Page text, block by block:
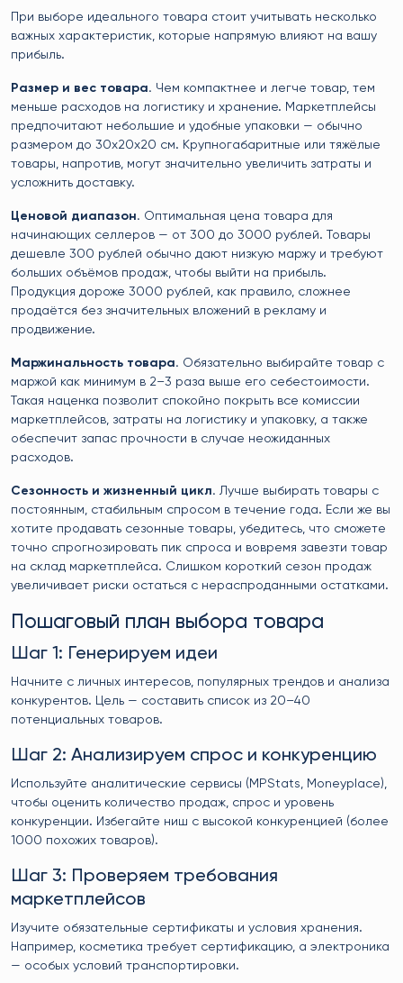
При выборе идеального товара стоит учитывать несколько
важных характеристик, которые напрямую влияют на вашу
прибыль.
Размер и вес товара. Чем компактнее и легче товар, тем
меньше расходов на логистику и хранение. Маркетплейсы
предпочитают небольшие и удобные упаковки — обычно
размером до 30x20x20 см. Крупногабаритные или тяжёлые
товары, напротив, могут значительно увеличить затраты и
усложнить доставку.
Ценовой диапазон. Оптимальная цена товара для
начинающих селлеров — от 300 до 3000 рублей. Товары
дешевле 300 рублей обычно дают низкую маржу и требуют
больших объёмов продаж, чтобы выйти на прибыль.
Продукция дороже 3000 рублей, как правило, сложнее
продаётся без значительных вложений в рекламу и
продвижение.
Маржинальность товара. Обязательно выбирайте товар с
маржой как минимум в 2–3 раза выше его себестоимости.
Такая наценка позволит спокойно покрыть все комиссии
маркетплейсов, затраты на логистику и упаковку, а также
обеспечит запас прочности в случае неожиданных
расходов.
Сезонность и жизненный цикл. Лучше выбирать товары с
постоянным, стабильным спросом в течение года. Если же вы
хотите продавать сезонные товары, убедитесь, что сможете
точно спрогнозировать пик спроса и вовремя завезти товар
на склад маркетплейса. Слишком короткий сезон продаж
увеличивает риски остаться с нераспроданными остатками.
Пошаговый план выбора товара
Шаг 1: Генерируем идеи
Начните с личных интересов, популярных трендов и анализа
конкурентов. Цель — составить список из 20–40
потенциальных товаров.
Шаг 2: Анализируем спрос и конкуренцию
Используйте аналитические сервисы (MPStats, Moneyplace),
чтобы оценить количество продаж, спрос и уровень
конкуренции. Избегайте ниш с высокой конкуренцией (более
1000 похожих товаров).
Шаг 3: Проверяем требования
маркетплейсов
Изучите обязательные сертификаты и условия хранения.
Например, косметика требует сертификацию, а электроника
— особых условий транспортировки.